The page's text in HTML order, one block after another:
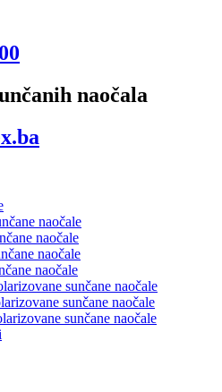
naočala
naočale
naočale
naočale
naočale
sunčane naočale
sunčane naočale
sunčane naočale